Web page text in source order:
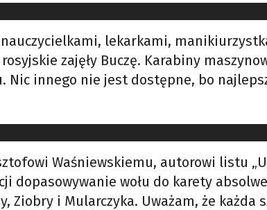
lekarkami,
zajęły Buczę. Karabiny
Nic innego nie jest dostępne, bo
Waśniewskiemu, autorowi listu
wołu do karety
Ziobry i Mularczyka. Uważam, że każda